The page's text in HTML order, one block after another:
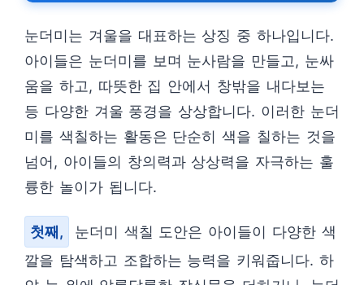
눈더미는 겨울을 대표하는 상징 중 하나입니다.
아이들은 눈더미를 보며 눈사람을 만들고, 눈싸
움을 하고, 따뜻한 집 안에서 창밖을 내다보는
등 다양한 겨울 풍경을 상상합니다. 이러한 눈더
미를 색칠하는 활동은 단순히 색을 칠하는 것을
넘어, 아이들의 창의력과 상상력을 자극하는 훌
륭한 놀이가 됩니다.
첫째,
눈더미 색칠 도안은 아이들이 다양한 색
깔을 탐색하고 조합하는 능력을 키워줍니다. 하